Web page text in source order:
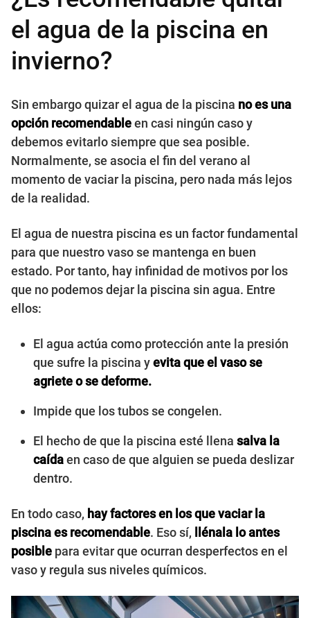
el agua de la piscina en
invierno?
Sin embargo quizar el agua de la piscina no es una
opción recomendableen casi ningún caso y
debemos evitarlo siempre que sea posible.
Normalmente, se asocia el fin del verano al
momento de vaciar la piscina, pero nada más lejos
de la realidad.
El agua de nuestra piscina es un factor fundamental
para que nuestro vaso se mantenga en buen
estado. Por tanto, hay infinidad de motivos por los
que no podemos dejar la piscina sin agua. Entre
ellos:
El agua actúa como protección ante la presión
que sufre la piscina yevita que el vaso se
agriete o se deforme.
Impide que los tubos se congelen.
El hecho de que la piscina esté llena salva la
caídaen caso de que alguien se pueda deslizar
dentro.
En todo caso, hay factores en los que vaciar la
piscina es recomendable. Eso sí, llénala lo antes
posible para evitar que ocurran desperfectos en el
vaso y regula sus niveles químicos.